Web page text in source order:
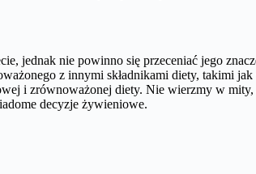
jednak nie powinno się przeceniać jego
z innymi składnikami diety, takimi
i zrównoważonej diety. Nie wierzmy w
decyzje żywieniowe.